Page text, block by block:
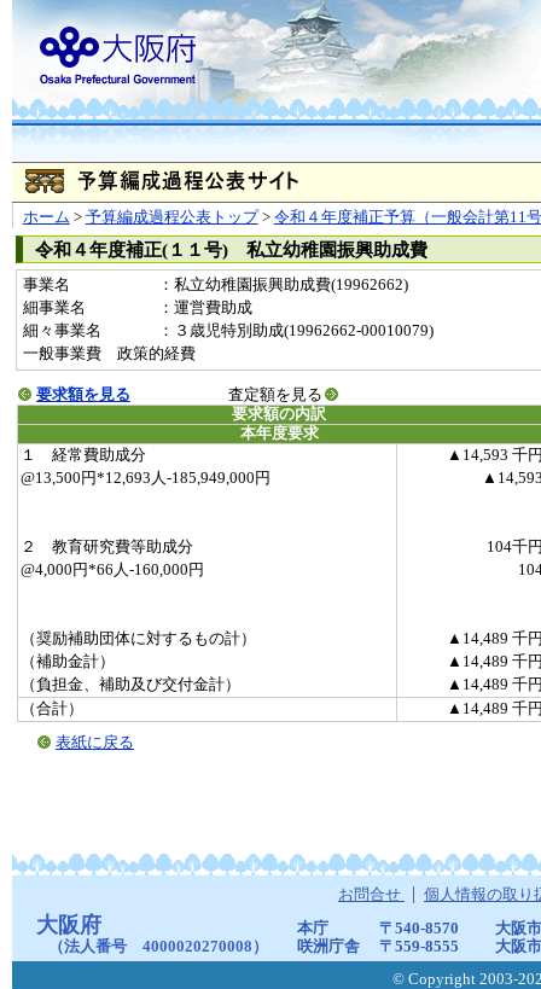
ホーム > 予算編成過程公表トップ> 令和４年度補正予算（一般会計第11
令和４年度補正(１１号) 私立幼稚園振興助成費
事業名
：私立幼稚園振興助成費(19962662)
細事業名
：運営費助成
細々事業名
：３歳児特別助成(19962662-00010079)
一般事業費 政策的経費
要求額を見る
査定額を見る
要求額の内訳
本年度要求
１ 経常費助成分
▲14,593 千
@13,500円*12,693人-185,949,000円
２ 教育研究費等助成分
104千
@4,000円*66人-160,000円
（奨励補助団体に対するもの計）
▲14,489 千
（補助金計）
▲14,489 千
（負担金、補助及び交付金計）
▲14,489 千
（合計）
▲14,489 千
表紙に戻る
お問合せ 個人情報の取り
大阪府
（法人番号 4000020270008）
本庁 〒540-8570
大阪
咲洲庁舎
〒559-8555
大阪
© Copyright 2003-